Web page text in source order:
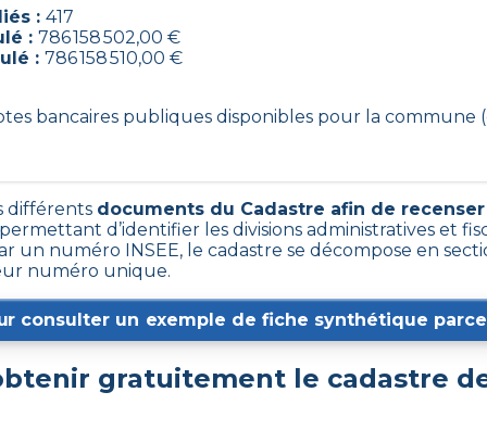
: 417
: 786 158 502,00 €
: 786 158 510,00 €
bancaires publiques disponibles pour la commune
différents documents du Cadastre afin de
d’identifier les divisions administratives et
numéro INSEE, le cadastre se décompose en
numéro unique.
consulter un exemple de fiche synthétique
gratuitement le cadastre